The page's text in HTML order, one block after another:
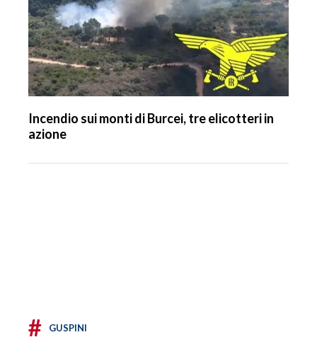
Incendio sui monti di Burcei, tre elicotteri in
azione
# GUSPINI